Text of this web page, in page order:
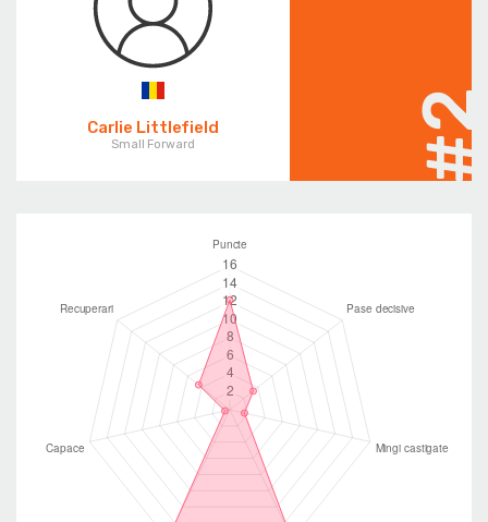
Carlie Littlefield
Small Forward